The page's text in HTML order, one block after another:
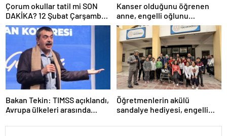
Çorum okullar tatil mi SON
DAKİKA? 12 Şubat Çarşamba
Çorum’da okul yok mu (Çorum
Valiliği Açıklaması – KAR
TATİLİ)?
Kanser olduğunu öğrenen
anne, engelli oğlunu
öldürdükten sonra intihar etti
Bakan Tekin: TIMSS açıklandı,
Avrupa ülkeleri arasında
Öğretmenlerin akülü
sandalye hediyesi, engelli